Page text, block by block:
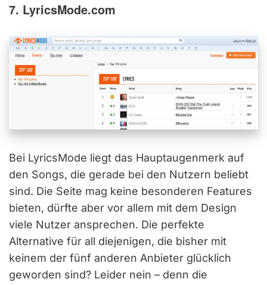
7. LyricsMode.com
Bei LyricsMode liegt das Hauptaugenmerk auf
den Songs, die gerade bei den Nutzern beliebt
sind. Die Seite mag keine besonderen Features
bieten, dürfte aber vor allem mit dem Design
viele Nutzer ansprechen. Die perfekte
Alternative für all diejenigen, die bisher mit
keinem der fünf anderen Anbieter glücklich
geworden sind? Leider nein – denn die